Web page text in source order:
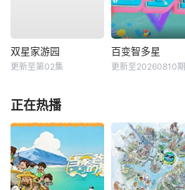
双星家游园
更新至第02集
百变智多星
更新至20260810期
正在热播